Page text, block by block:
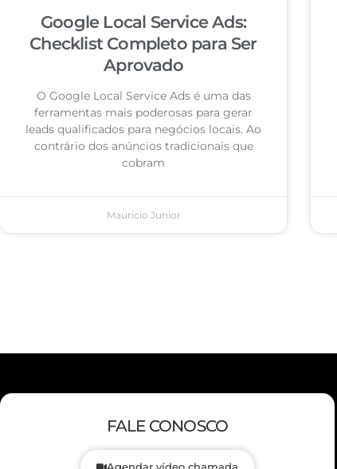
Google Local Service Ads:
Checklist Completo para Ser
Aprovado
O Google Local Service Ads é uma das
ferramentas mais poderosas para gerar
leads qualificados para negócios locais. Ao
contrário dos anúncios tradicionais que
cobram
Mauricio Junior
FALE CONOSCO